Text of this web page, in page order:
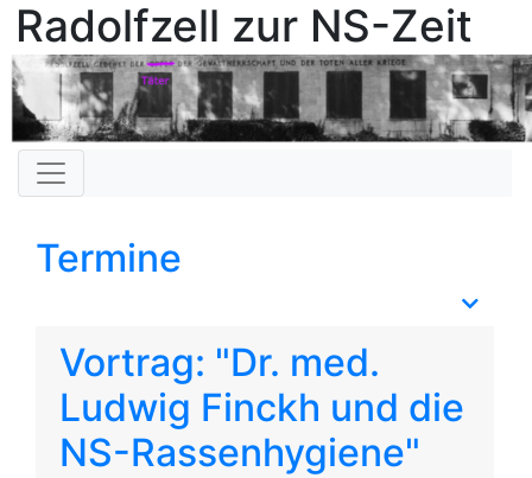
Radolfzell zur NS-Zeit
Termine
Vortrag: "Dr. med.
Ludwig Finckh und die
NS-Rassenhygiene"